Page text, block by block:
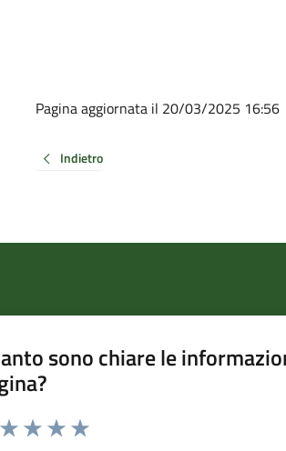
Pagina aggiornata il 20/03/2025 16:56
Indietro
sono chiare le
da 1 a 5 stelle la pagina